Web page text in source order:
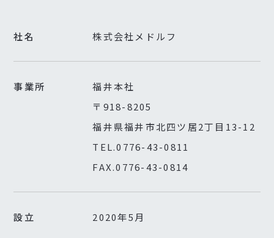
社名 株式会社メドルフ
事業所
福井本社
〒918-8205
福井県福井市北四ツ居2丁目13-12
TEL.0776-43-0811
FAX.0776-43-0814
設立 2020年5月